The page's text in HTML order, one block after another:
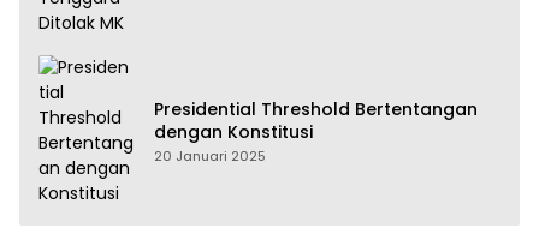
Presidential Threshold Bertentangan
dengan Konstitusi
20 Januari 2025